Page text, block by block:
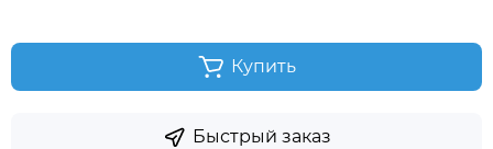
Купить
Быстрый заказ